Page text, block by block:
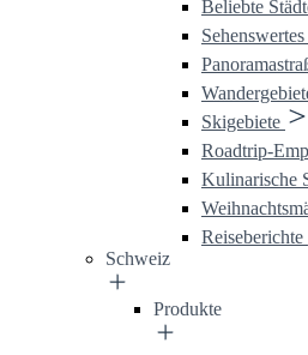
Beliebte
Skigebiete
Roadtrip-
Kulinarische
Reiseberichte
Schweiz
Produkte